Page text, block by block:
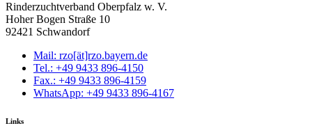
Rinderzuchtverband Oberpfalz w. V.
Hoher Bogen Straße 10
92421 Schwandorf
Mail: rzo[ät]rzo.bayern.de
Tel.: +49 9433 896-4150
Fax.: +49 9433 896-4159
WhatsApp: +49 9433 896-4167
Links